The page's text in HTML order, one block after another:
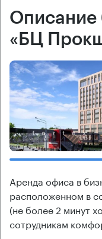
Описание
«БЦ
Аренда офиса в
расположенном в
(не более 2 минут
сотрудникам